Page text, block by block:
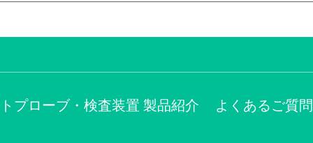
プローブ・検査装置 製品紹介 よくあるご質問